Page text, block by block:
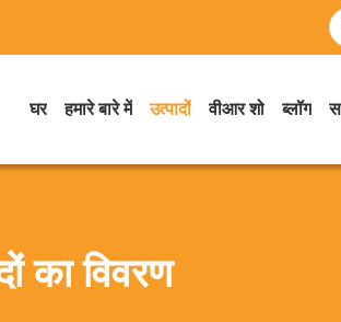
घर हमारे बारे में उत्पादों वीआर शो ब्लॉग
का विवरण